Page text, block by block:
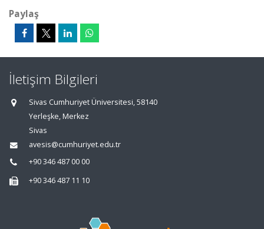
Paylaş
İletişim Bilgileri
Sivas Cumhuriyet Üniversitesi, 58140
Yerleşke, Merkez
Sivas
avesis@cumhuriyet.edu.tr
+90 346 487 00 00
+90 346 487 11 10